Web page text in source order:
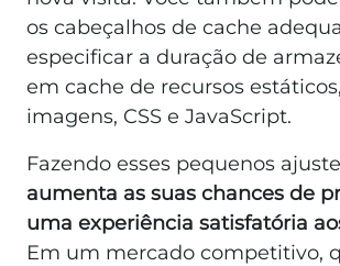
os cabeçalhos de cache
especificar a duração de
em cache de recursos
imagens, CSS e JavaScript.
Fazendo esses pequenos
aumenta as suas chances de
uma experiência satisfatória
Em um mercado competitivo,